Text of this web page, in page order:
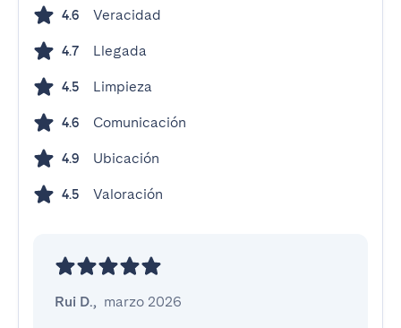
4.6 Veracidad
4.7 Llegada
4.5 Limpieza
4.6 Comunicación
4.9 Ubicación
4.5 Valoración
Rui D., marzo 2026